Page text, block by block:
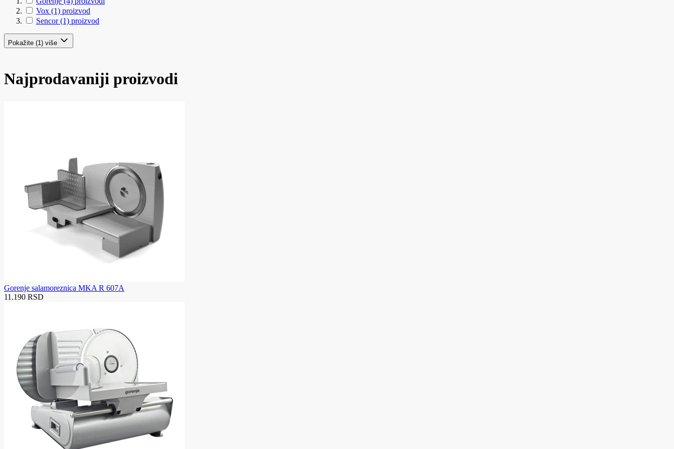
Vox (1) proizvod
Sencor (1) proizvod
Pokažite (1) više
Najprodavaniji proizvodi
Gorenje salamoreznica MKA R 607A
11.190 RSD